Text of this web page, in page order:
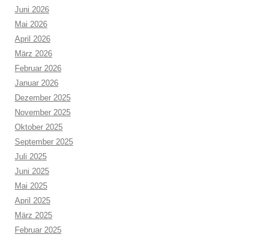
Juni 2026
Mai 2026
April 2026
März 2026
Februar 2026
Januar 2026
Dezember 2025
November 2025
Oktober 2025
September 2025
Juli 2025
Juni 2025
Mai 2025
April 2025
März 2025
Februar 2025